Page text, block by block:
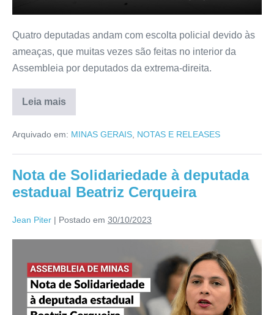
Quatro deputadas andam com escolta policial devido às
ameaças, que muitas vezes são feitas no interior da
Assembleia por deputados da extrema-direita.
Leia mais
Arquivado em: MINAS GERAIS NOTAS E RELEASES
Nota de Solidariedade à deputada
estadual Beatriz Cerqueira
Jean Piter | Postado em 30/10/2023